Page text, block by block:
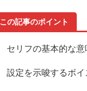
この記事のポイント
セリフの基本的な
設定を示唆するボ